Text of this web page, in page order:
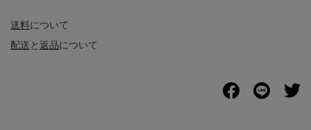
送料について
配送と返品について